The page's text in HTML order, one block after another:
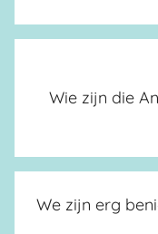
Wie zijn die
We zijn erg